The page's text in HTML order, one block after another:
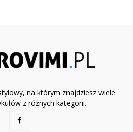
na którym znajdziesz wiele
z różnych kategorii.